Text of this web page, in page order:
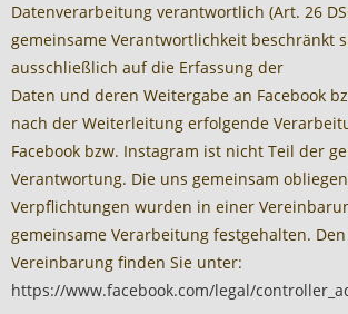
Datenverarbeitung verantwortlich (Art. 26
gemeinsame Verantwortlichkeit beschränkt
ausschließlich auf die Erfassung der
Daten und deren Weitergabe an Facebook
nach der Weiterleitung erfolgende
Facebook bzw. Instagram ist nicht Teil der
Verantwortung. Die uns gemeinsam
Verpflichtungen wurden in einer
gemeinsame Verarbeitung festgehalten.
Vereinbarung finden Sie unter:
https://www.facebook.com/legal/